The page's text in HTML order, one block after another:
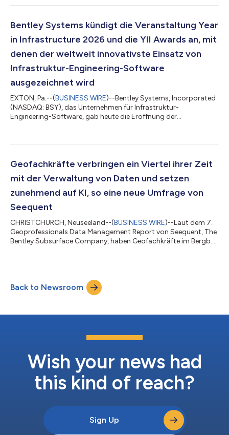
aufzeigen und die Entwicklung erneuerbarer Energien
weltweit größten Geothermie-Veranstaltung, dem World
Geothermal Congress, der vom 8. bis 11. Juni in Calga...
Bentley Systems kündigt die Veranstaltung Year
in Infrastructure 2026 und die YII Awards an, mit
denen der weltweit innovativste Einsatz von
Infrastruktur-Engineering-Software
ausgezeichnet wird
EXTON, Pa.--(BUSINESS WIRE)--Bentley Systems, Incorporated
(NASDAQ: BSY), das Unternehmen für Infrastruktur-
Engineering-Software, gab heute die Eröffnung der
Innovationen beim Entwurf, beim Bau und während des Betriebs
Softwarelösungen anerkannt werden. Einreichungen werden bis
zum 3. Mai, 23:59 Uhr EDT angenommen. „Ursprünglich wür...
Geofachkräfte verbringen ein Viertel ihrer Zeit
mit der Verwaltung von Daten und setzen
zunehmend auf KI, so eine neue Umfrage von
Seequent
CHRISTCHURCH, Neuseeland--(BUSINESS WIRE)--Laut dem 7.
Geoprofessionals Data Management Report von Seequent, The
Bentley Subsurface Company, haben Geofachkräfte im Bergbau
ziehen. Der globale Bericht, der auf einer Umfrage unter mehr als
1.000 Geofachkräften weltweit basiert, verdeutlicht, dass
Teams mit komplexen Datensä...
Back to Newsroom
Wish your news had
this kind of reach?
Sign Up